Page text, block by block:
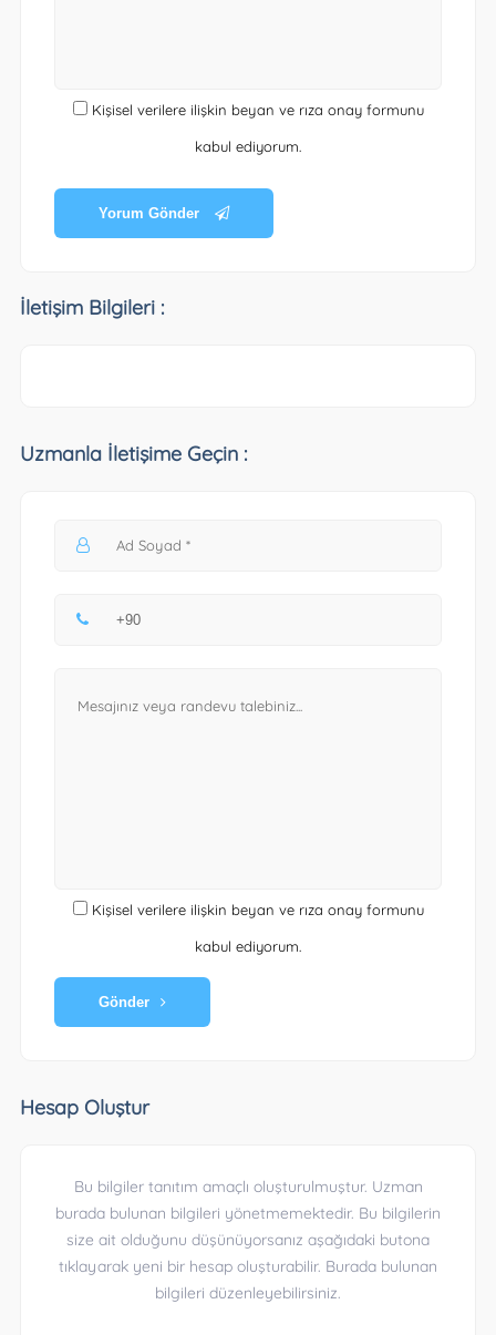
Kişisel verilere ilişkin beyan ve rıza onay formunu
kabul ediyorum.
Yorum Gönder
İletişim Bilgileri :
Uzmanla İletişime Geçin :
Kişisel verilere ilişkin beyan ve rıza onay formunu
kabul ediyorum.
Gönder
Hesap Oluştur
Bu bilgiler tanıtım amaçlı oluşturulmuştur. Uzman
burada bulunan bilgileri yönetmemektedir. Bu bilgilerin
size ait olduğunu düşünüyorsanız aşağıdaki butona
tıklayarak yeni bir hesap oluşturabilir. Burada bulunan
bilgileri düzenleyebilirsiniz.